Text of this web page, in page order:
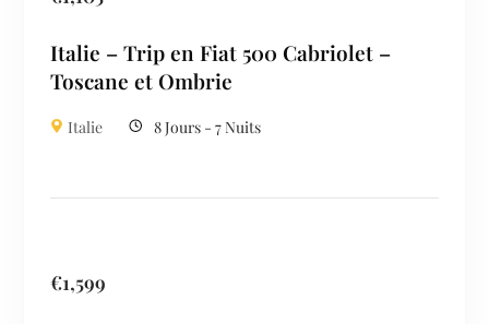
Italie – Trip en Fiat 500 Cabriolet –
Toscane et Ombrie
Italie 8 Jours - 7 Nuits
€1,599